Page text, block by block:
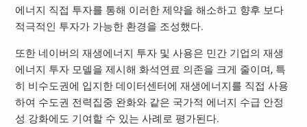
에너지 직접 투자를 통해 이러한 제약을 해소하고 향후 보다
적극적인 투자가 가능한 환경을 조성했다.
또한 네이버의 재생에너지 투자 및 사용은 민간 기업의 재생
에너지 투자 모델을 제시해 화석연료 의존을 크게 줄이며, 특
히 비수도권에 입지한 데이터센터에 재생에너지를 직접 사용
하여 수도권 전력집중 완화와 같은 국가적 에너지 수급 안정
성 강화에도 기여할 수 있는 사례로 평가된다.